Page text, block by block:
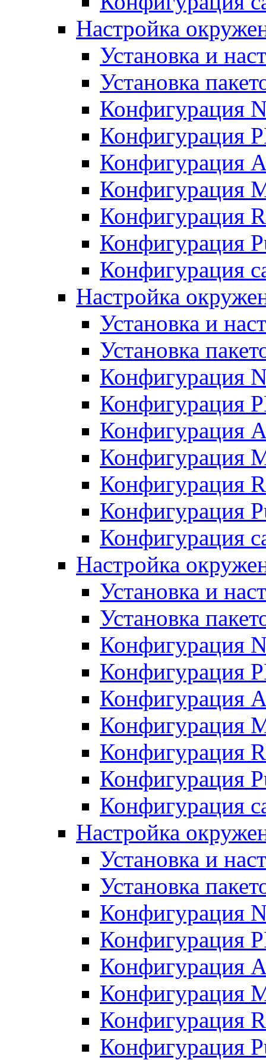
Настройка
Установка и
Установка
Конфигурация
Конфигурация
Конфигурация
Конфигурация
Конфигурация
Конфигурация
Конфигурация
Настройка
Установка и
Установка
Конфигурация
Конфигурация
Конфигурация
Конфигурация
Конфигурация
Конфигурация
Конфигурация
Настройка
Установка и
Установка
Конфигурация
Конфигурация
Конфигурация
Конфигурация
Конфигурация
Конфигурация
Конфигурация
Настройка
Установка и
Установка
Конфигурация
Конфигурация
Конфигурация
Конфигурация
Конфигурация
Конфигурация